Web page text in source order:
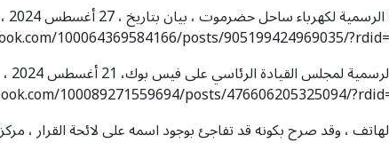
) ، المصدر ، الصفحة الرسمية لكهرباء ساحل حضرموت ، بيان بتاريخ ، 27 أغسطس 2024 ،
100064369584166/posts/905199424969035/
) المصدر ، الصفحة الرسمية لمجلس القيادة الرئاسي على فيس بوك، 21 أغسطس 2024 ،
100089271559694/posts/476606205325094/
، وقد صرح بكونه قد تفاجئ بوجود اسمه على لائحة القرار ،